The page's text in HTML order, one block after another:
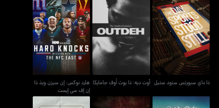
ذا داي سبورتس ستود
ستيل
ذا داي سبورتس ستود ستيل
آوت ديه: ذا يوث أوف
جامايكا
آوت ديه: ذا يوث أوف جامايكا
هارد نوكس: إن سيزن ويذ ذا
إن إف سي إيست
هارد نوكس: إن سيزن ويذ ذا
إن إف سي إيست